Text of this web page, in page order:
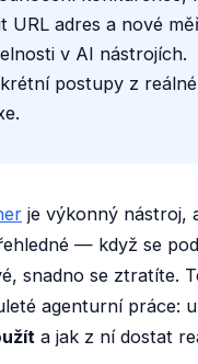
URL adres a nové
v AI nástrojích.
postupy z
je výkonný nástroj,
— když se
snadno se ztratíte.
agenturní práce:
a jak z ní dostat